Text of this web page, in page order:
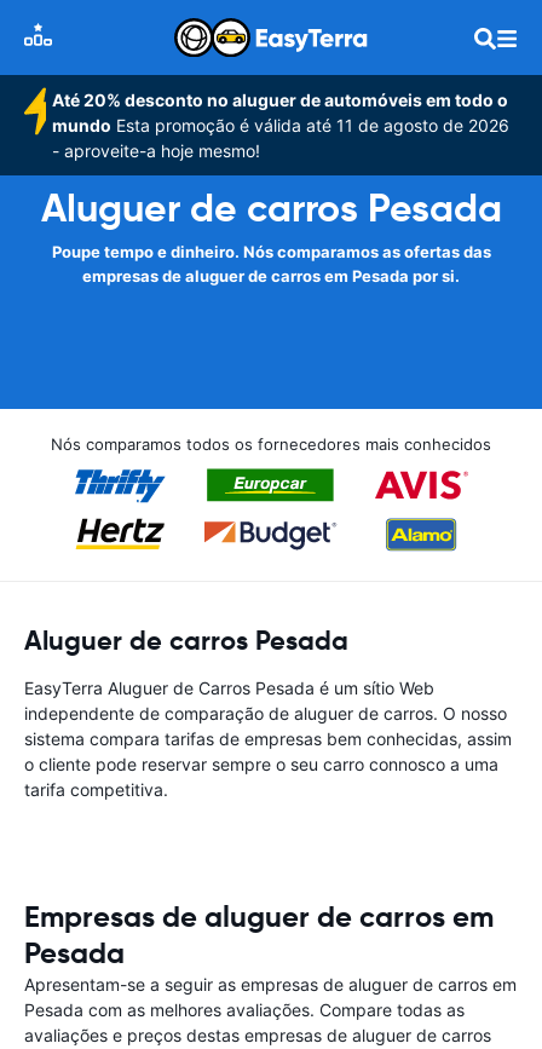
Até 20% desconto no aluguer de automóveis em todo o
mundo Esta promoção é válida até 11 de agosto de 2026
- aproveite-a hoje mesmo!
Aluguer de carros Pesada
Poupe tempo e dinheiro. Nós comparamos as ofertas das
empresas de aluguer de carros em Pesada por si.
Nós comparamos todos os fornecedores mais conhecidos
Aluguer de carros Pesada
EasyTerra Aluguer de Carros Pesada é um sítio Web
independente de comparação de aluguer de carros. O nosso
sistema compara tarifas de empresas bem conhecidas, assim
o cliente pode reservar sempre o seu carro connosco a uma
tarifa competitiva.
Empresas de aluguer de carros em
Pesada
Apresentam-se a seguir as empresas de aluguer de carros em
Pesada com as melhores avaliações. Compare todas as
avaliações e preços destas empresas de aluguer de carros